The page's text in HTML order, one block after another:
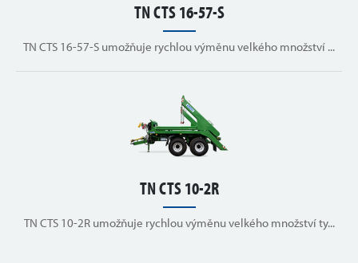
TN CTS 16-57-S
TN CTS 16-57-S umožňuje rychlou výměnu velkého množství ...
TN CTS 10-2R
TN CTS 10-2R umožňuje rychlou výměnu velkého množství ty...